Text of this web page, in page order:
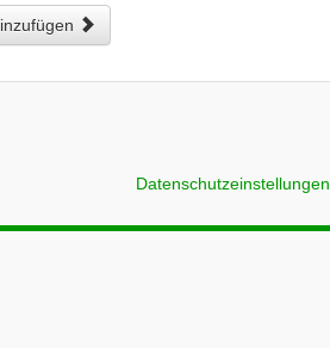
Datenschutzeinstellungen